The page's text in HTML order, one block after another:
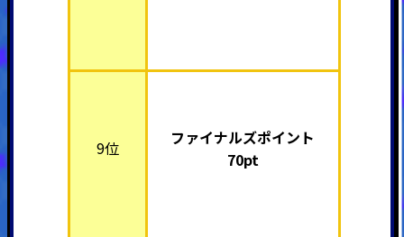
9位
ファイナルズポイント
70pt